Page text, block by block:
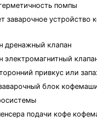
помпы
заварочное устройство
дренажный клапан
электромагнитный
привкус или
блок
подачи кофе